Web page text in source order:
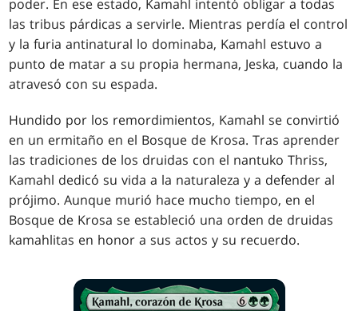
poder. En ese estado, Kamahl intentó obligar a todas
las tribus párdicas a servirle. Mientras perdía el control
y la furia antinatural lo dominaba, Kamahl estuvo a
punto de matar a su propia hermana, Jeska, cuando la
atravesó con su espada.
Hundido por los remordimientos, Kamahl se convirtió
en un ermitaño en el Bosque de Krosa. Tras aprender
las tradiciones de los druidas con el nantuko Thriss,
Kamahl dedicó su vida a la naturaleza y a defender al
prójimo. Aunque murió hace mucho tiempo, en el
Bosque de Krosa se estableció una orden de druidas
kamahlitas en honor a sus actos y su recuerdo.